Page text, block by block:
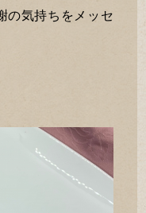
の気持ちをメッセ